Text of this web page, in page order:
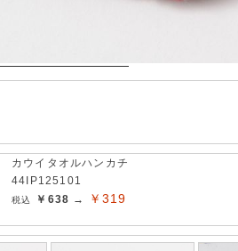
カウイタオルハンカチ
44IP125101
￥638 → ￥319